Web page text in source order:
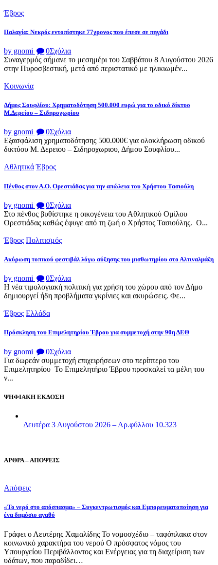
Έβρος
Παλαγία: Νεκρός εντοπίστηκε 77χρονος που έπεσε σε πηγάδι
by gnomi 0Σχόλια
Συναγερμός σήμανε το μεσημέρι του Σαββάτου 8 Αυγούστου 2026
στην Πυροσβεστική, μετά από περιστατικό με ηλικιωμέν...
Κοινωνία
Δήμος Σουφλίου: Χρηματοδότηση 500.000 ευρώ για το οδικό δίκτυο
Μ.Δερείου – Σιδηροχωρίου
by gnomi 0Σχόλια
Εξασφάλιση χρηματοδότησης 500.000€ για ολοκλήρωση οδικού
δικτύου Μ. Δερειου – Σιδηροχωριου, Δήμου Σουφλίου...
Αθλητικά Έβρος
Πένθος στον Α.Ο. Ορεστιάδας για την απώλεια του Χρήστου Τασιούλη
by gnomi 0Σχόλια
Στο πένθος βυθίστηκε η οικογένεια του Αθλητικού Ομίλου
Ορεστιάδας καθώς έφυγε από τη ζωή ο Χρήστος Τασιούλης. Ο...
Έβρος Πολιτισμός
Ακύρωση τοπικού φεστιβάλ λόγω αύξησης του μισθωτηρίου στο Αλτιναλμάζη
by gnomi 0Σχόλια
Η νέα τιμολογιακή πολιτική για χρήση του χώρου από τον Δήμο
δημιουργεί ήδη προβλήματα γκρίνιες και ακυρώσεις. Φε...
Έβρος Ελλάδα
Πρόσκληση του Επιμελητηρίου Έβρου για συμμετοχή στην 90η ΔΕΘ
by gnomi 0Σχόλια
Για δωρεάν συμμετοχή επιχειρήσεων στο περίπτερο του
Επιμελητηρίου Το Επιμελητήριο Έβρου προσκαλεί τα μέλη του
ν...
ΨΗΦΙΑΚΗ ΕΚΔΟΣΗ
Δευτέρα 3 Αυγούστου 2026 – Αρ.φύλλου 10.323
ΑΡΘΡΑ – ΑΠΟΨΕΙΣ
Απόψεις
«Το νερό στο απόσπασμα» – Συγκεντρωτισμός και Εμπορευματοποίηση για
ένα δημόσιο αγαθό
Γράφει ο Λευτέρης Χαμαλίδης Το νομοσχέδιο – ταφόπλακα στον
κοινωνικό χαρακτήρα του νερού Ο πρόσφατος νόμος του
Υπουργείου Περιβάλλοντος και Ενέργειας για τη διαχείριση των
υδάτων, που παραδίδει…